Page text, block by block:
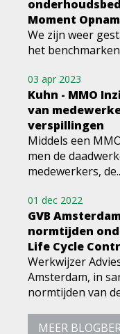
Moment
We zijn weer
het
03 apr 2023
Kuhn - MMO
van
verspillingen
Middels een
men de
medewerkers,
01 dec 2022
GVB
normtijden
Life Cycle
Werkwijzer
Amsterdam, in
normtijden van
MEER